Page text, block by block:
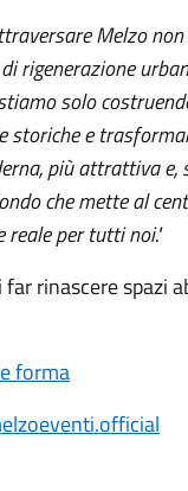
Melzo
rigenerazione
solo
e
più attrattiva
che mette al
per tutti noi."
rinascere spazi
forma